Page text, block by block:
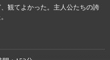
観てよかった。主人公たちの誇